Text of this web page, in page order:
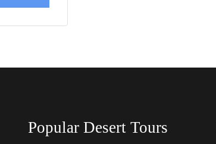
Popular Desert Tours